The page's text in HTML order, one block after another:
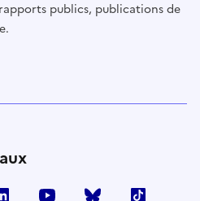
publics, publications de
Twitter)
linkedin youtube Bluesky